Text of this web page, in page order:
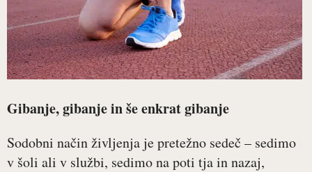
Gibanje, gibanje in še enkrat gibanje
Sodobni način življenja je pretežno sedeč – sedimo
v šoli ali v službi, sedimo na poti tja in nazaj,